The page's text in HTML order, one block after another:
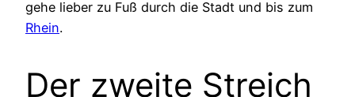
gehe lieber zu Fuß durch die Stadt und bis zum
Rhein.
Der zweite Streich